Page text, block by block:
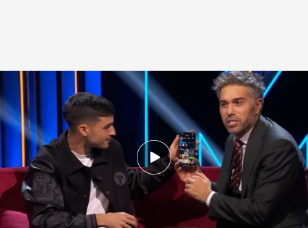
Pedri sigue en directo a su compañero del FC Barcelona.cuatro.com
Alberto Samperio
07 NOV 2024 - 01:42h.
Dani Martínez ha investigado las redes sociales
de Pedri y ha descubierto que no seguía a su
compañero Pau Cubarsí